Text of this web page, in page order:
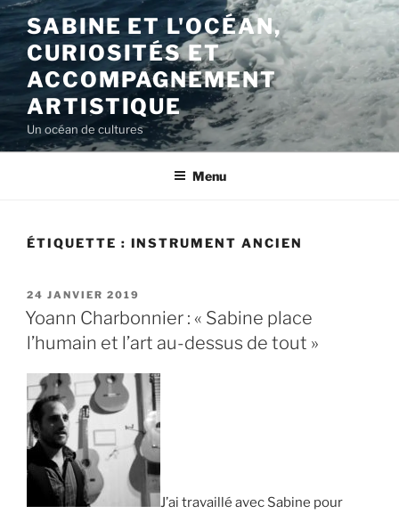
Aller
au
contenu
principal
SABINE ET L'OCÉAN,
CURIOSITÉS ET
ACCOMPAGNEMENT
ARTISTIQUE
Un océan de cultures
Menu
ÉTIQUETTE : INSTRUMENT ANCIEN
PUBLIÉ
LE
24 JANVIER 2019
Yoann Charbonnier : « Sabine place
l’humain et l’art au-dessus de tout »
J’ai travaillé avec Sabine pour